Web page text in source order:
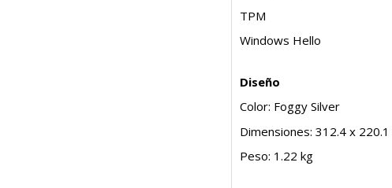
TPM
Windows Hello
Diseño
Color: Foggy Silver
Dimensiones: 312.4 x
Peso: 1.22 kg